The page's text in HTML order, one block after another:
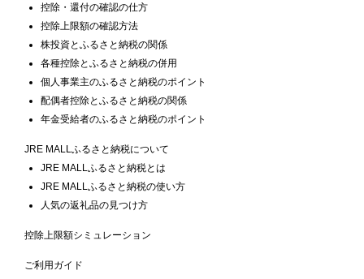
控除・還付の確認の仕方
控除上限額の確認方法
株投資とふるさと納税の関係
各種控除とふるさと納税の併用
個人事業主のふるさと納税のポイント
配偶者控除とふるさと納税の関係
年金受給者のふるさと納税のポイント
JRE MALLふるさと納税について
JRE MALLふるさと納税とは
JRE MALLふるさと納税の使い方
人気の返礼品の見つけ方
控除上限額シミュレーション
ご利用ガイド